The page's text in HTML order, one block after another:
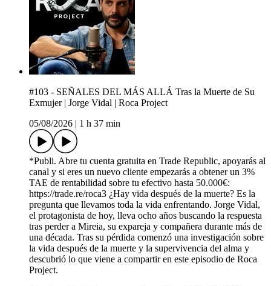
#103 - SEÑALES DEL MÁS ALLÁ Tras la Muerte de Su
Exmujer | Jorge Vidal | Roca Project
05/08/2026
1 h 37 min
*Publi. Abre tu cuenta gratuita en Trade Republic, apoyarás al
canal y si eres un nuevo cliente empezarás a obtener un 3%
TAE de rentabilidad sobre tu efectivo hasta 50.000€:
https://trade.re/roca3 ¿Hay vida después de la muerte? Es la
pregunta que llevamos toda la vida enfrentando. Jorge Vidal,
el protagonista de hoy, lleva ocho años buscando la respuesta
tras perder a Mireia, su expareja y compañera durante más de
una década. Tras su pérdida comenzó una investigación sobre
la vida después de la muerte y la supervivencia del alma y
descubrió lo que viene a compartir en este episodio de Roca
Project.